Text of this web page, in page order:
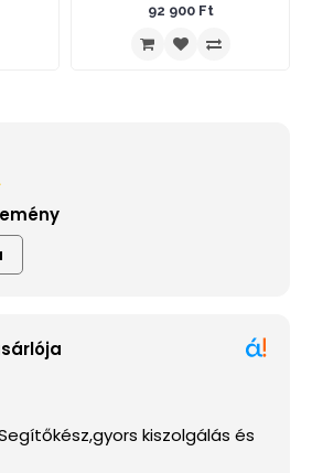
92 900 Ft